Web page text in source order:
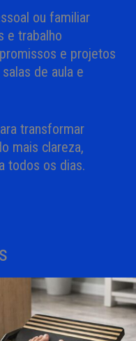
ou familiar
e trabalho
e projetos
de aula e
transformar
mais clareza,
todos os dias.